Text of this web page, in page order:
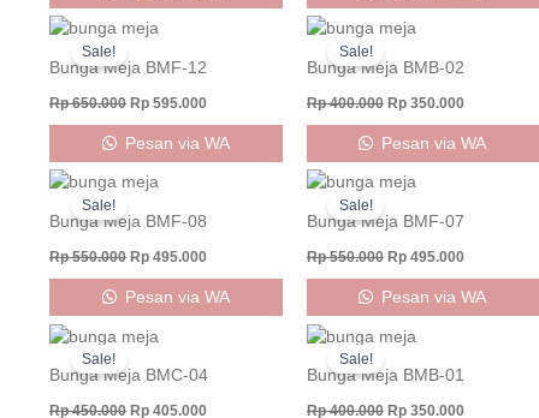
Sale!
Bunga Meja BMF-12
Rp650.000
Original
was:
Rp 650.000.
Rp 595.000
Pesan via WA
Sale!
Bunga Meja BMB-02
Rp400.000
Original
was:
Rp 400.000.
Rp350.000
is:
Pesan via WA
Sale!
Bunga Meja BMF-08
Rp550.000
Original
was:
Rp 550.000.
Rp 495.000
Pesan via WA
Sale!
Bunga Meja BMF-07
Rp550.000
Original
was:
Rp 550.000.
Rp495.000
is:
Pesan via WA
Sale!
Bunga Meja BMC-04
Rp450.000
Original
price
was:
Rp 450.000.
Rp 405.000
Sale!
Bunga Meja BMB-01
Rp400.000
Original
price
was:
Rp 400.000.
Rp350.000